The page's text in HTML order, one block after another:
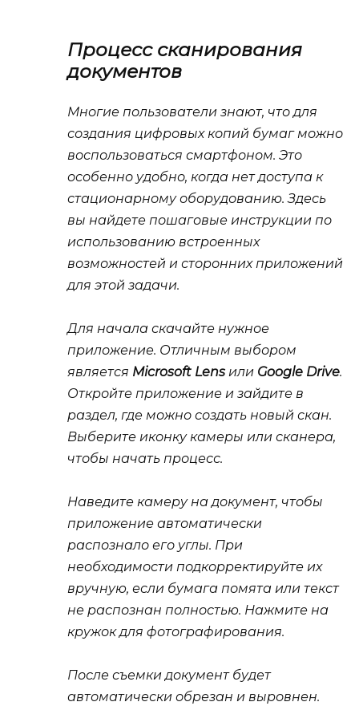
Процесс сканирования
документов
Многие пользователи знают, что для
создания цифровых копий бумаг можно
воспользоваться смартфоном. Это
особенно удобно, когда нет доступа к
стационарному оборудованию. Здесь
вы найдете пошаговые инструкции по
использованию встроенных
возможностей и сторонних приложений
для этой задачи.
Для начала скачайте нужное
приложение. Отличным выбором
является Microsoft Lens или Google Drive.
Откройте приложение и зайдите в
раздел, где можно создать новый скан.
Выберите иконку камеры или сканера,
чтобы начать процесс.
Наведите камеру на документ, чтобы
приложение автоматически
распознало его углы. При
необходимости подкорректируйте их
вручную, если бумага помята или текст
не распознан полностью. Нажмите на
кружок для фотографирования.
После съемки документ будет
автоматически обрезан и выровнен.